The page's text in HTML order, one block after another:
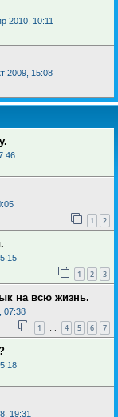
2010, 10:11
2009, 15:08
1 2
1 2 3
на всю жизнь.
07:38
1 … 4 5 6 7
19:31